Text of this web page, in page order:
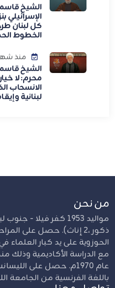
الشيخ
الإسرائيلي
كل لبنان
الخطوط
منذ
الشيخ
محرم: لا
الانسحاب
لبنانية
من نحن
ذكور ،2 إناث). حصل على
الحوزوية على يد كبار العلماء
مع الدراسة الأكاديمية وذلك
عام 1970م. حصل على
باللغة الفرنسية من الجامعة